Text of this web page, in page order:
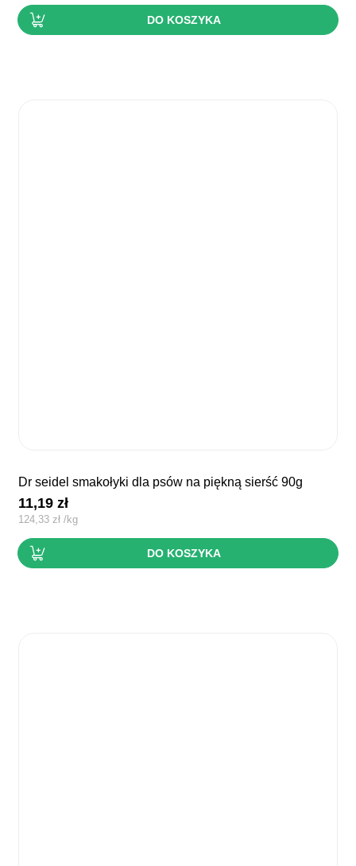
DO KOSZYKA
dr seidel smakołyki dla psów na piękną sierść 90g
11,19zł
124,33 zł /kg
DO KOSZYKA